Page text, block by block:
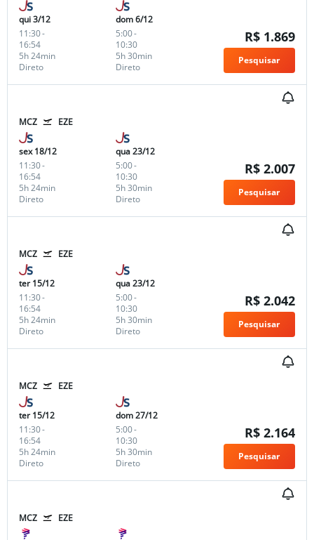
qui 3/12
11:30-
16:54
Direto
5h 24min
dom 6/12
5:00-
10:30
Direto
5h 30min
R$ 1.869
Pesquisar
MCZ EZE
sex 18/12
11:30-
16:54
Direto
5h 24min
qua 23/12
5:00-
10:30
Direto
5h 30min
R$ 2.007
Pesquisar
MCZ EZE
ter 15/12
11:30-
16:54
Direto
5h 24min
qua 23/12
5:00-
10:30
Direto
5h 30min
R$ 2.042
Pesquisar
MCZ EZE
ter 15/12
11:30-
16:54
Direto
5h 24min
dom 27/12
5:00-
10:30
Direto
5h 30min
R$ 2.164
Pesquisar
MCZ EZE